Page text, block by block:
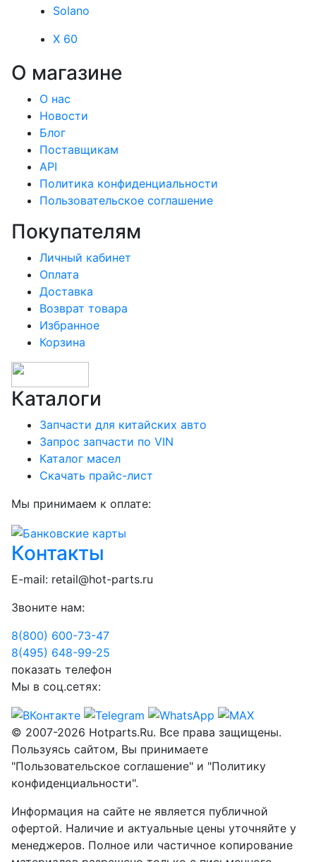
Solano
X 60
О магазине
О нас
Новости
Блог
Поставщикам
API
Политика конфиденциальности
Пользовательское соглашение
Покупателям
Личный кабинет
Оплата
Доставка
Возврат товара
Избранное
Корзина
Каталоги
Запчасти для китайских авто
Запрос запчасти по VIN
Каталог масел
Скачать прайс-лист
Мы принимаем к оплате:
Контакты
E-mail: retail@hot-parts.ru
Звоните нам:
8(800) 600-73-47
8(495) 648-99-25
показать телефон
Мы в соц.сетях:
© 2007-2026 Hotparts.Ru. Все права защищены.
Пользуясь сайтом, Вы принимаете
"Пользовательское соглашение" и "Политику
конфиденциальности".
Информация на сайте не является публичной
офертой. Наличие и актуальные цены уточняйте у
менеджеров. Полное или частичное копирование